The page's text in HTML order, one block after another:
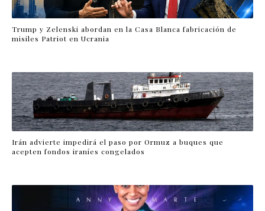
Trump y Zelenski abordan en la Casa Blanca fabricación de
misiles Patriot en Ucrania
Irán advierte impedirá el paso por Ormuz a buques que
acepten fondos iraníes congelados